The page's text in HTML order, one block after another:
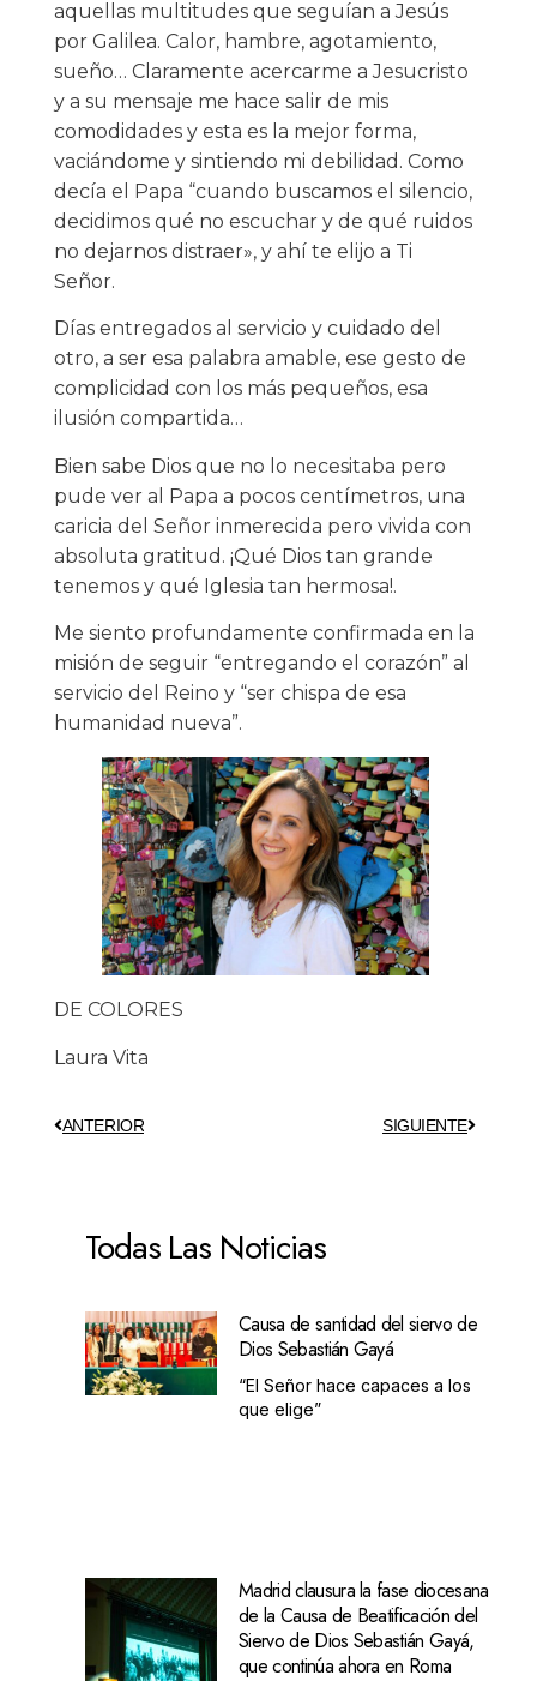
aquellas multitudes que seguían a Jesús
por Galilea. Calor, hambre, agotamiento,
sueño… Claramente acercarme a Jesucristo
y a su mensaje me hace salir de mis
comodidades y esta es la mejor forma,
vaciándome y sintiendo mi debilidad. Como
decía el Papa “cuando buscamos el silencio,
decidimos qué no escuchar y de qué ruidos
no dejarnos distraer», y ahí te elijo a Ti
Señor.
Días entregados al servicio y cuidado del
otro, a ser esa palabra amable, ese gesto de
complicidad con los más pequeños, esa
ilusión compartida…
Bien sabe Dios que no lo necesitaba pero
pude ver al Papa a pocos centímetros, una
caricia del Señor inmerecida pero vivida con
absoluta gratitud. ¡Qué Dios tan grande
tenemos y qué Iglesia tan hermosa!.
Me siento profundamente confirmada en la
misión de seguir “entregando el corazón” al
servicio del Reino y “ser chispa de esa
humanidad nueva”.
DE COLORES
Laura Vita
ANTERIOR SIGUIENTE
Todas Las Noticias
Causa de santidad del siervo de
Dios Sebastián Gayá
“El Señor hace capaces a los
que elige”
Madrid clausura la fase diocesana
de la Causa de Beatificación del
Siervo de Dios Sebastián Gayá,
que continúa ahora en Roma